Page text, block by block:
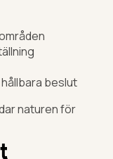
beslut
naturen för